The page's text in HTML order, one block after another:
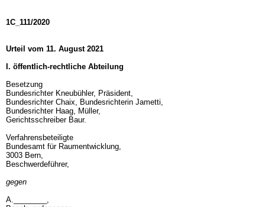
1C_111/2020
Urteil vom 11. August 2021
I. öffentlich-rechtliche Abteilung
Besetzung
Bundesrichter Kneubühler, Präsident,
Bundesrichter Chaix, Bundesrichterin Jametti,
Bundesrichter Haag, Müller,
Gerichtsschreiber Baur.
Verfahrensbeteiligte
Bundesamt für Raumentwicklung,
3003 Bern,
Beschwerdeführer,
gegen
A.________,